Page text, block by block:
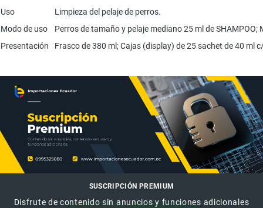
Uso
Limpieza del pelaje de perros.
Modo de uso
Perros de tamaño y pelaje mediano 25 ml de
Presentación
Frasco de 380 ml; Cajas (display) de 25 sachet de 40 ml
SUSCRIPCIÓN PREMIUM
Disfrute de contenido sin anuncios y funciones adicionales